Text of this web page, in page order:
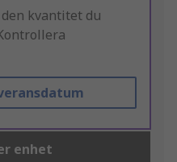
kvantitet du
enhet